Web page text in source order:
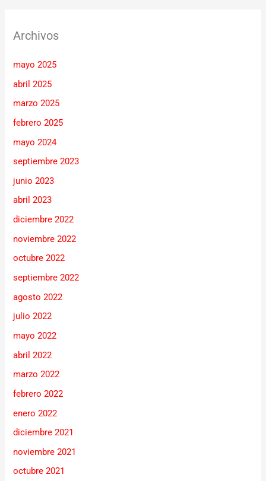
Archivos
mayo 2025
abril 2025
marzo 2025
febrero 2025
mayo 2024
septiembre 2023
junio 2023
abril 2023
diciembre 2022
noviembre 2022
octubre 2022
septiembre 2022
agosto 2022
julio 2022
mayo 2022
abril 2022
marzo 2022
febrero 2022
enero 2022
diciembre 2021
noviembre 2021
octubre 2021